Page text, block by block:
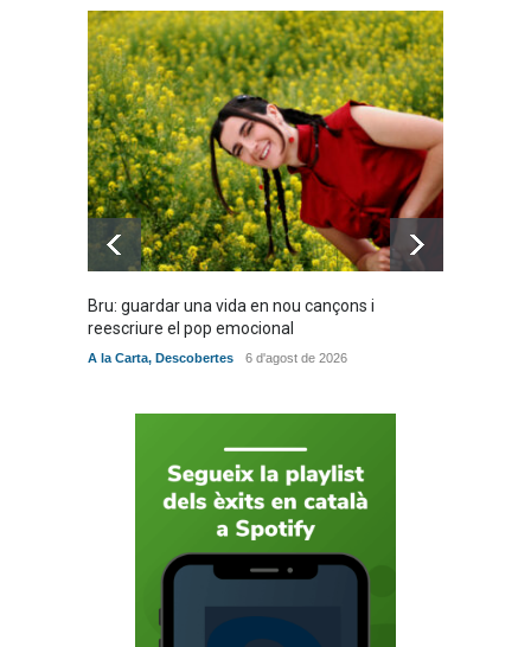
10 de juny de 2026
Bèrnia i El Diluvi s’avancen a
la calor amb l’himne
definitiu, “L’ESTIU”
Novetats musicals
5 de juny de 2026
Bru: guardar una vida en nou cançons i
reescriure el pop emocional
A la Carta, Descobertes 6 d'agost de 2026